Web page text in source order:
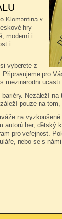
Klementina v
hry
moderní i
i
vyberete z
Připravujeme pro
mezinárodní účastí.
bariéry. Nezáleží
pouze na
na
autorů her, dětský
pro veřejnost.
nebo se s